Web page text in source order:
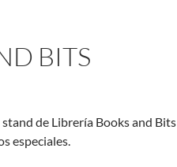
BITS
de Librería Books and Bits
especiales.